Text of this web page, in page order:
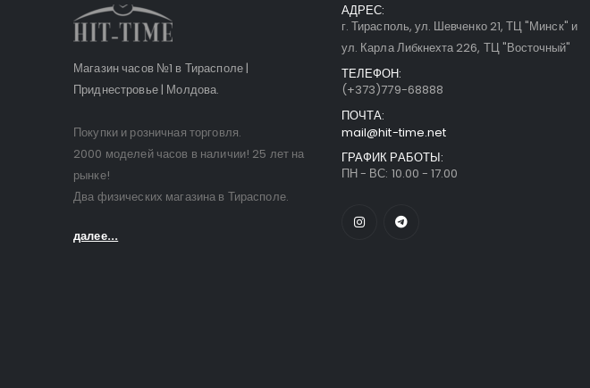
Магазин часов №1 в Тирасполе |
Приднестровье | Молдова.
Покупки и розничная торговля.
2000 моделей часов в наличии! 25 лет на
рынке!
Два физических магазина в Тирасполе.
далее...
АДРЕС:
г. Тирасполь, ул. Шевченко 21, ТЦ "Минск" и
ул. Карла Либкнехта 226, ТЦ "Восточный"
ТЕЛЕФОН:
(+373)779-68888
ПОЧТА:
mail@hit-time.net
ГРАФИК РАБОТЫ:
ПН - ВС: 10.00 - 17.00